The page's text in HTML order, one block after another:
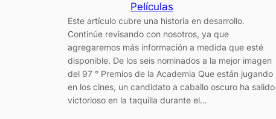
Películas
Este artículo cubre una historia en desarrollo.
Continúe revisando con nosotros, ya que
agregaremos más información a medida que esté
disponible. De los seis nominados a la mejor imagen
del 97 ° Premios de la Academia Que están jugando
en los cines, un candidato a caballo oscuro ha salido
victorioso en la taquilla durante el…